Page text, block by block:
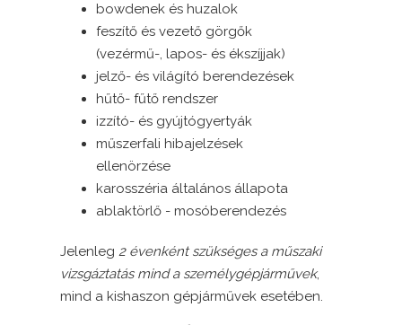
bowdenek és huzalok
feszítő és vezető görgők
(vezérmű-, lapos- és ékszíjjak)
jelző- és világító berendezések
hűtő- fűtő rendszer
izzító- és gyújtógyertyák
műszerfali hibajelzések
ellenörzése
karosszéria általános állapota
ablaktörlő - mosóberendezés
Jelenleg2 évenként szükséges a műszaki
vizsgáztatás mind a személygépjárművek,
mind a kishaszon gépjárművek esetében.